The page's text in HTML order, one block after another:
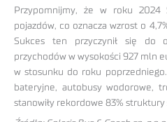
Przypomnijmy, że w roku 2024
pojazdów, co oznacza wzrost o
Sukces ten przyczynił się do
przychodów w wysokości 927 mln
w stosunku do roku
bateryjne, autobusy wodorowe,
stanowiły rekordowe 83% struktury